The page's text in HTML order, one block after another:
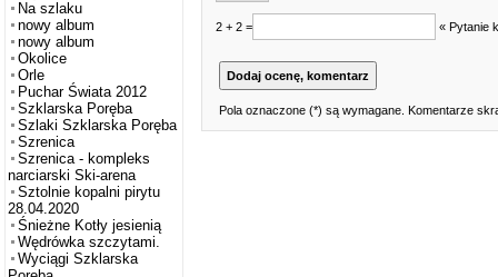
Na szlaku
nowy album
nowy album
Okolice
Orle
Puchar Świata 2012
Szklarska Poręba
Szlaki Szklarska Poręba
Szrenica
Szrenica - kompleks
narciarski Ski-arena
Sztolnie kopalni pirytu
28.04.2020
Śnieżne Kotły jesienią
Wędrówka szczytami.
Wyciągi Szklarska
2 + 2 = « Pytanie
Pola oznaczone (*) są wymagane. Komentarze